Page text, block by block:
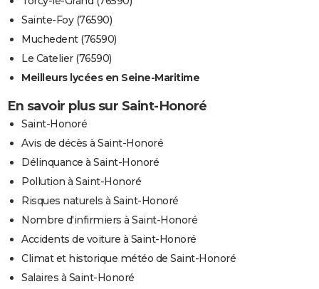
Sainte-Foy (76590)
Muchedent (76590)
Le Catelier (76590)
Meilleurs lycées en Seine-Maritime
En savoir plus sur Saint-Honoré
Saint-Honoré
Avis de décès à Saint-Honoré
Délinquance à Saint-Honoré
Pollution à Saint-Honoré
Risques naturels à Saint-Honoré
Nombre d'infirmiers à Saint-Honoré
Accidents de voiture à Saint-Honoré
Climat et historique météo de Saint-Honoré
Salaires à Saint-Honoré